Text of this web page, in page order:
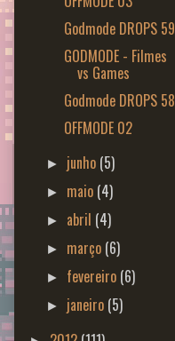
Godmode DROPS 59
GODMODE - Filmes
vs Games
Godmode DROPS 58
OFFMODE 02
► junho (5)
► maio (4)
► abril (4)
► março (6)
► fevereiro (6)
► janeiro (5)